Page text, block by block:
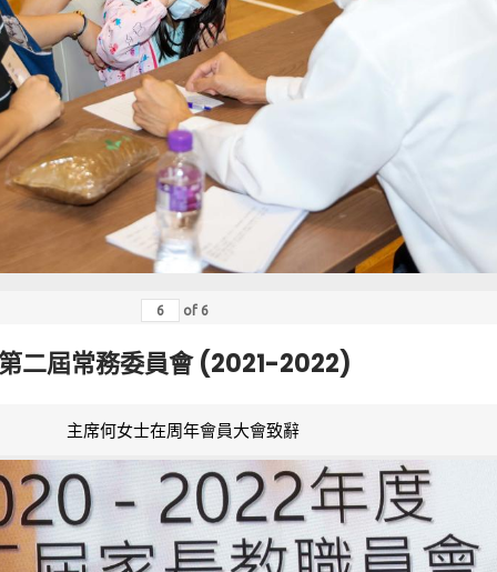
of 6
二屆常務委員會 (2021-2022)
主席何女士在周年會員大會致辭